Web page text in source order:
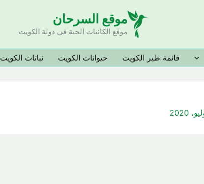
موقع السرحان
موقع الكائنات الحية في دولة الكويت
قائمة طير الكويت حيوانات الكويت نباتات الكويت